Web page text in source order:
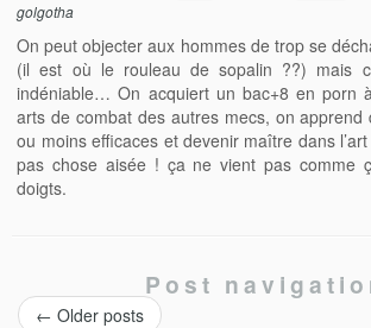
golgotha
On peut objecter aux hommes de trop se
(il est où le rouleau de sopalin ??) mais
indéniable… On acquiert un bac+8 en porn
arts de combat des autres mecs, on apprend
ou moins efficaces et devenir maître dans
pas chose aisée ! ça ne vient pas comme
doigts.
Post
← Older posts